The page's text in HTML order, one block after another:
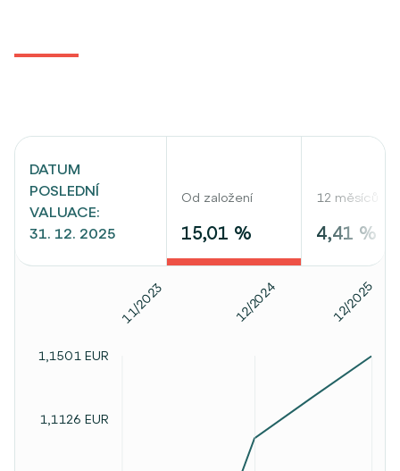
DATUM
POSLEDNÍ
VALUACE:
31. 12. 2025
Od založení
15,01 %
12 měsíců
4,41 %
11/2023 12/2024 12/2025
1,1126 EUR
1,1501 EUR